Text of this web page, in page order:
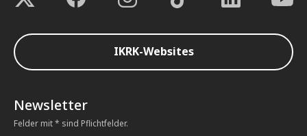
IKRK-Websites
Newsletter
Felder mit * sind Pflichtfelder.